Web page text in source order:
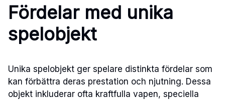
Fördelar med unika
spelobjekt
Unika spelobjekt ger spelare distinkta fördelar som
kan förbättra deras prestation och njutning. Dessa
objekt inkluderar ofta kraftfulla vapen, speciella